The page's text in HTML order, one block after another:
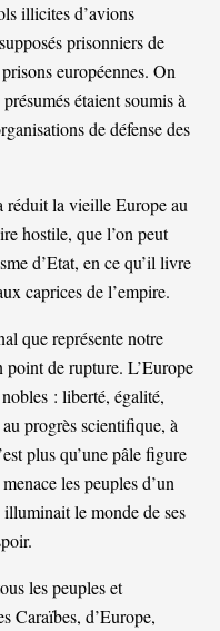
illicites d’avions
prisonniers de
européennes. On
étaient soumis à
de défense des
réduit la vieille Europe au
hostile, que l’on peut
d’Etat, en ce qu’il livre
caprices de l’empire.
que représente notre
point de rupture. L’Europe
: liberté, égalité,
progrès scientifique, à
plus qu’une pâle figure
les peuples d’un
le monde de ses
les peuples et
Caraïbes, d’Europe,